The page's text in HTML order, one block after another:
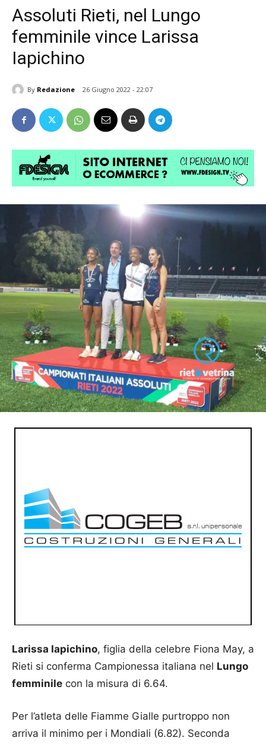
Assoluti Rieti, nel Lungo
femminile vince Larissa
Iapichino
By Redazione 26 Giugno 2022 - 22:07
Larissa Iapichino, figlia della celebre Fiona May, a
Rieti si conferma Campionessa italiana nel Lungo
femminile con la misura di 6.64.
Per l’atleta delle Fiamme Gialle purtroppo non
arriva il minimo per i Mondiali (6.82). Seconda